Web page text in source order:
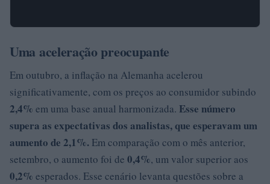
Uma aceleração preocupante
Em outubro, a inflação na Alemanha acelerou
significativamente, com os preços ao consumidor subindo
2,4% em uma base anual harmonizada. Esse número
supera as expectativas dos analistas, que esperavam um
aumento de 2,1%. Em comparação com o mês anterior,
setembro, o aumento foi de 0,4%, um valor superior aos
0,2% esperados. Esse cenário levanta questões sobre a